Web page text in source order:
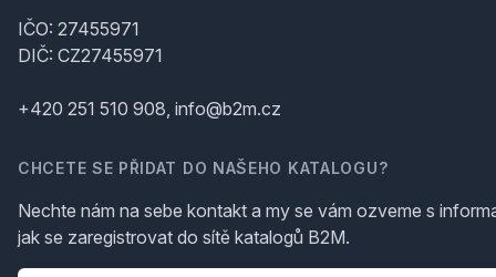
IČO: 27455971
DIČ: CZ27455971
+420 251 510 908, info@b2m.cz
CHCETE SE PŘIDAT DO NAŠEHO KATALOGU?
Nechte nám na sebe kontakt a my se vám ozveme s
jak se zaregistrovat do sítě katalogů B2M.